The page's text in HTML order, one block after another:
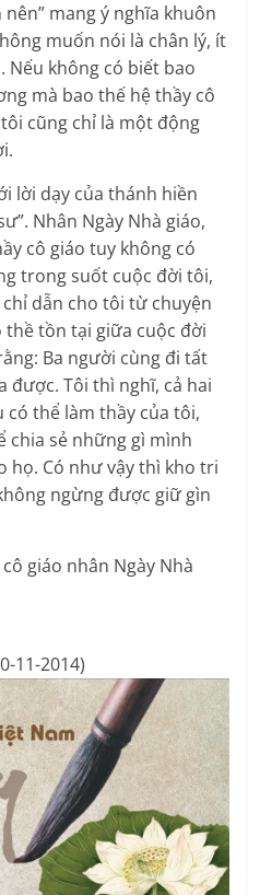
mang ý nghĩa khuôn
muốn nói là chân lý, ít
Nếu không có biết bao
mà bao thế hệ thầy cô
cũng chỉ là một động
lời dạy của thánh hiền
Nhân Ngày Nhà giáo,
cô giáo tuy không có
trong suốt cuộc đời tôi,
dẫn cho tôi từ chuyện
tồn tại giữa cuộc đời
Ba người cùng đi tất
được. Tôi thì nghĩ, cả hai
thể làm thầy của tôi,
chia sẻ những gì mình
họ. Có như vậy thì kho tri
ngừng được giữ gìn
giáo nhân Ngày Nhà
11-2014)